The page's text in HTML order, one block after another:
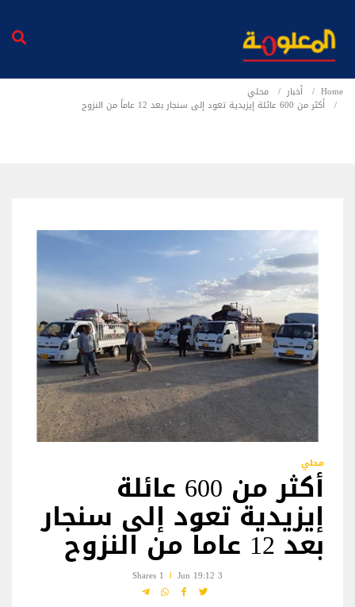
Home أخبار
محلي
أكثر من 600 عائلة إيزيدية تعود إلى سنجار بعد 12 عاماً من النزوح
محلي
أكثر من 600 عائلة
إيزيدية تعود إلى سنجار
بعد 12 عاماً من النزوح
3 Jun 19:12
1 Shares